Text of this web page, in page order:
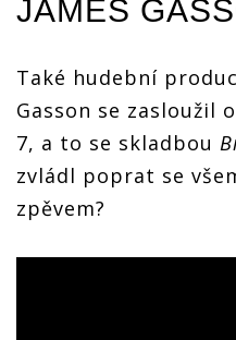
JAMES
Také hudební
Gasson se zasloužil
7, a to se skladbou
zvládl poprat se
zpěvem?